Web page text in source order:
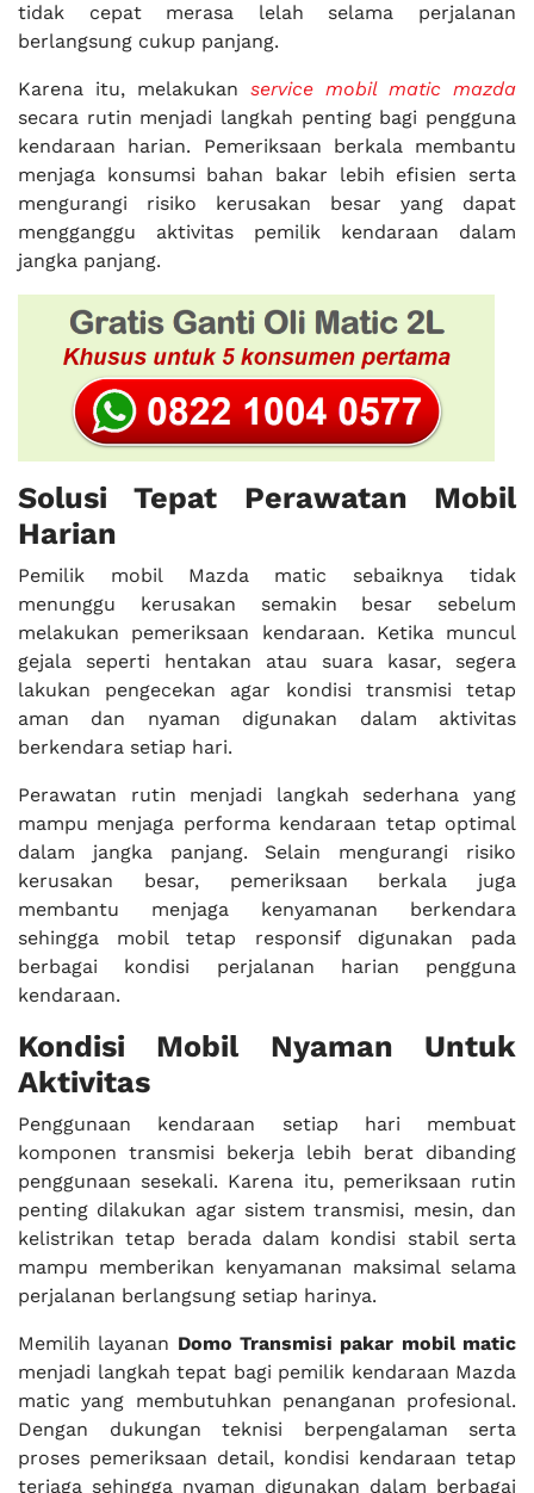
tidak cepat merasa lelah selama perjalanan
berlangsung cukup panjang.
Karena itu, melakukan service mobil matic mazda
secara rutin menjadi langkah penting bagi pengguna
kendaraan harian. Pemeriksaan berkala membantu
menjaga konsumsi bahan bakar lebih efisien serta
mengurangi risiko kerusakan besar yang dapat
mengganggu aktivitas pemilik kendaraan dalam
jangka panjang.
Solusi Tepat Perawatan Mobil
Harian
Pemilik mobil Mazda matic sebaiknya tidak
menunggu kerusakan semakin besar sebelum
melakukan pemeriksaan kendaraan. Ketika muncul
gejala seperti hentakan atau suara kasar, segera
lakukan pengecekan agar kondisi transmisi tetap
aman dan nyaman digunakan dalam aktivitas
berkendara setiap hari.
Perawatan rutin menjadi langkah sederhana yang
mampu menjaga performa kendaraan tetap optimal
dalam jangka panjang. Selain mengurangi risiko
kerusakan besar, pemeriksaan berkala juga
membantu menjaga kenyamanan berkendara
sehingga mobil tetap responsif digunakan pada
berbagai kondisi perjalanan harian pengguna
kendaraan.
Kondisi Mobil Nyaman Untuk
Aktivitas
Penggunaan kendaraan setiap hari membuat
komponen transmisi bekerja lebih berat dibanding
penggunaan sesekali. Karena itu, pemeriksaan rutin
penting dilakukan agar sistem transmisi, mesin, dan
kelistrikan tetap berada dalam kondisi stabil serta
mampu memberikan kenyamanan maksimal selama
perjalanan berlangsung setiap harinya.
Memilih layanan Domo Transmisi pakar mobil matic
menjadi langkah tepat bagi pemilik kendaraan Mazda
matic yang membutuhkan penanganan profesional.
Dengan dukungan teknisi berpengalaman serta
proses pemeriksaan detail, kondisi kendaraan tetap
terjaga sehingga nyaman digunakan dalam berbagai